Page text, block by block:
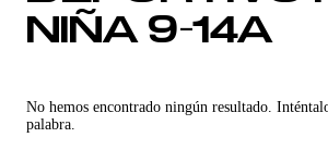
NIÑA 9-14A
No hemos encontrado ningún resultado.
palabra.